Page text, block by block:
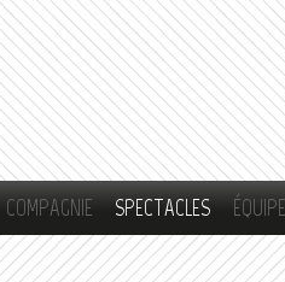
Aller au
contenu
principal
COMPAGNIE SPECTACLES ÉQUIPE